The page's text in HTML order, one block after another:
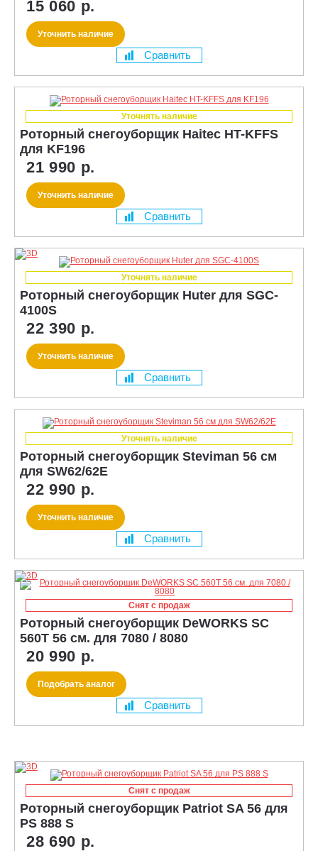
15 060 р.
Уточнить наличие
Сравнить
Уточнять наличие
Роторный снегоуборщик Haitec HT-KFFS
для KF196
21 990 р.
Уточнить наличие
Сравнить
Уточнять наличие
Роторный снегоуборщик Huter для SGC-
4100S
22 390 р.
Уточнить наличие
Сравнить
Уточнять наличие
Роторный снегоуборщик Steviman 56 см
для SW62/62E
22 990 р.
Уточнить наличие
Сравнить
Снят с продаж
Роторный снегоуборщик DeWORKS SC
560T 56 см. для 7080 / 8080
20 990 р.
Подобрать аналог
Сравнить
Снят с продаж
Роторный снегоуборщик Patriot SA 56 для
PS 888 S
28 690 р.